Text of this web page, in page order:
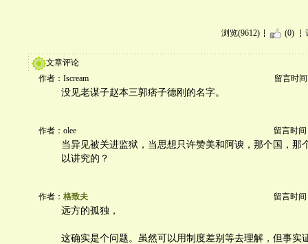
浏览(9612) (0)
文章评论
作者：Iscream
留言时间
没见老谋子赵本三郭痞子德刚的名字。
作者：olee 留言时间
当异见被关进监狱，当思想只许赞美和阿谀，那个国，那
以讲究的？
作者： 格致夫 留言时间
远方的孤独，
这确实是个问题。虽然可以用制度差别等去理解，但事实